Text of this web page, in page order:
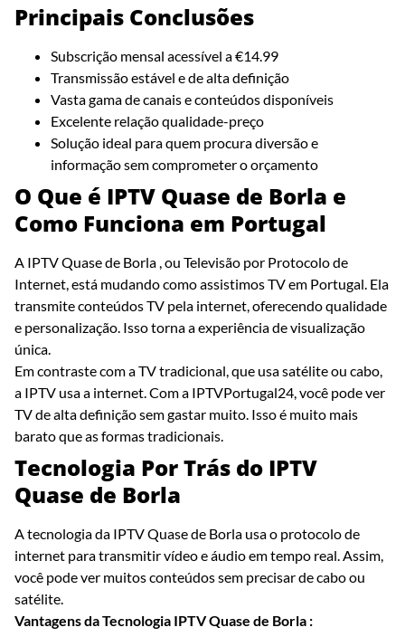
Principais Conclusões
Subscrição mensal acessível a €14.99
Transmissão estável e de alta definição
Vasta gama de canais e conteúdos disponíveis
Excelente relação qualidade-preço
Solução ideal para quem procura diversão e
informação sem comprometer o orçamento
O Que é IPTV Quase de Borla e
Como Funciona em Portugal
A IPTV Quase de Borla , ou Televisão por Protocolo de
Internet, está mudando como assistimos TV em Portugal. Ela
transmite conteúdos TV pela internet, oferecendo qualidade
e personalização. Isso torna a experiência de visualização
única.
Em contraste com a TV tradicional, que usa satélite ou cabo,
a IPTV usa a internet. Com a IPTVPortugal24, você pode ver
TV de alta definição sem gastar muito. Isso é muito mais
barato que as formas tradicionais.
Tecnologia Por Trás do IPTV
Quase de Borla
A tecnologia da IPTV Quase de Borla usa o protocolo de
internet para transmitir vídeo e áudio em tempo real. Assim,
você pode ver muitos conteúdos sem precisar de cabo ou
satélite.
Vantagens da Tecnologia IPTV Quase de Borla :